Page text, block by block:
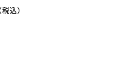
（税込）